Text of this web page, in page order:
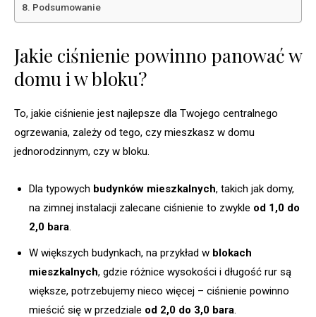
Podsumowanie
Jakie ciśnienie powinno panować w
domu i w bloku?
To, jakie ciśnienie jest najlepsze dla Twojego centralnego
ogrzewania, zależy od tego, czy mieszkasz w domu
jednorodzinnym, czy w bloku.
Dla typowych budynków mieszkalnych, takich jak domy,
na zimnej instalacji zalecane ciśnienie to zwykle od 1,0 do
2,0 bara.
W większych budynkach, na przykład w blokach
mieszkalnych, gdzie różnice wysokości i długość rur są
większe, potrzebujemy nieco więcej – ciśnienie powinno
mieścić się w przedziale od 2,0 do 3,0 bara.